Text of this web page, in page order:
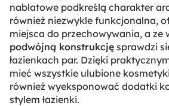
nablatowe podkreślą charakter
również niezwykle funkcjonalna,
miejsca do przechowywania, a ze
podwójną konstrukcję sprawdzi
łazienkach par. Dzięki
mieć wszystkie ulubione
również wyeksponować dodatki
stylem łazienki.